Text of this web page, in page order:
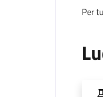
Per